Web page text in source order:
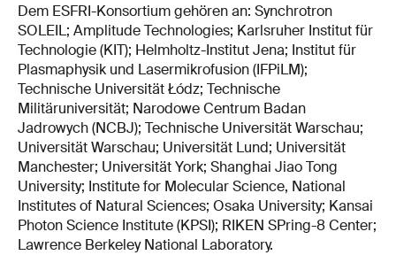
Dem ESFRI-Konsortium gehören an: Synchrotron
SOLEIL; Amplitude Technologies; Karlsruher Institut für
Technologie (KIT); Helmholtz-Institut Jena; Institut für
Plasmaphysik und Lasermikrofusion (IFPiLM);
Technische Universität Łódz; Technische
Militäruniversität; Narodowe Centrum Badan
Jadrowych (NCBJ); Technische Universität Warschau;
Universität Warschau; Universität Lund; Universität
Manchester; Universität York; Shanghai Jiao Tong
University; Institute for Molecular Science, National
Institutes of Natural Sciences; Osaka University; Kansai
Photon Science Institute (KPSI); RIKEN SPring-8 Center;
Lawrence Berkeley National Laboratory.